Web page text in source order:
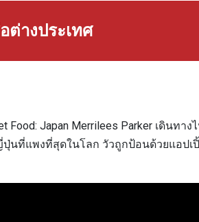
ต่างประเทศ
Japan Merrilees Parker เดินทาง
นที่แพงที่สุดในโลก วัวถูกป้อนด้วยแอป